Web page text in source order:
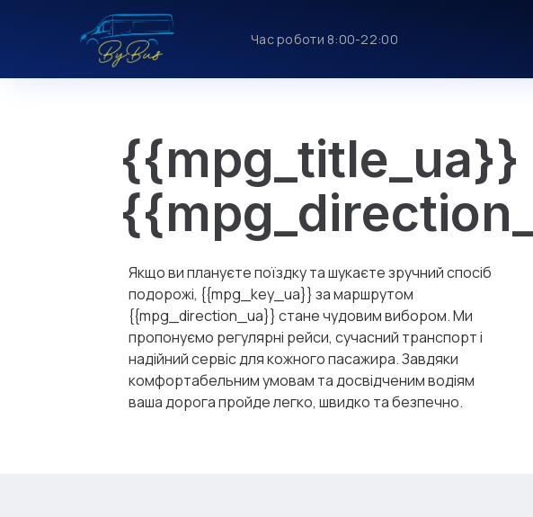
Час роботи 8:00-22:00
{{mpg_title_ua}}
Якщо ви плануєте поїздку та шукаєте зручний спосіб
подорожі, {{mpg_key_ua}} за маршрутом
{{mpg_direction_ua}} стане чудовим вибором. Ми
пропонуємо регулярні рейси, сучасний транспорт і
надійний сервіс для кожного пасажира. Завдяки
комфортабельним умовам та досвідченим водіям
ваша дорога пройде легко, швидко та безпечно.